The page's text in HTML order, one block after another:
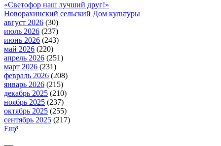
«Светофор наш лучший друг!»
Новорахинский сельский Дом культуры
август 2026 (30)
июль 2026 (237)
июнь 2026 (243)
май 2026 (220)
апрель 2026 (251)
март 2026 (231)
февраль 2026 (208)
январь 2026 (215)
декабрь 2025 (210)
ноябрь 2025 (237)
октябрь 2025 (255)
сентябрь 2025 (217)
Ещё